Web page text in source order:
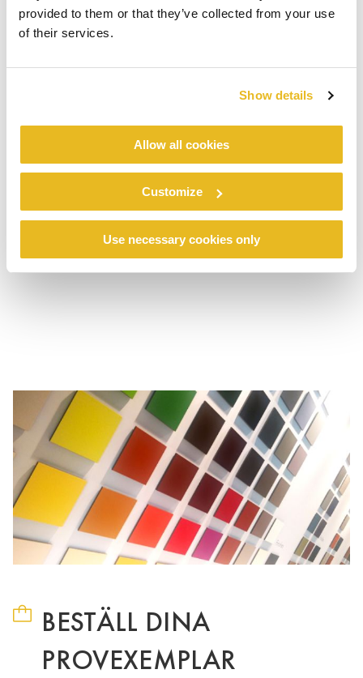
provided to them or that they’ve collected from your use
of their services.
Show details
Allow all cookies
Customize
Use necessary cookies only
DOWNLOADS
TRESPA® IZEON® (BROSCHÜRE)
BESTÄLL DINA
PROVEXEMPLAR